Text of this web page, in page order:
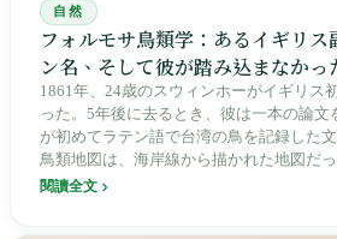
自然
フォルモサ鳥類学：あるイギリ
ン名、そして彼が踏み込まなかっ
1861年、24歳のスウィンホーがイギリス
った。5年後に去るとき、彼は一本の論文
が初めてラテン語で台湾の鳥を記録した
鳥類地図は、海岸線から描かれた地図だ
中で、原住民たちはすでに自分たちの言
閱讀全文